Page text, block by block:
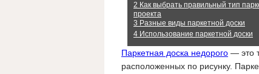
2 Как выбрать правильный тип
проекта
3 Разные виды паркетной доски
4 Использование паркетной доски
Паркетная доска недорого — это
расположенных по рисунку.